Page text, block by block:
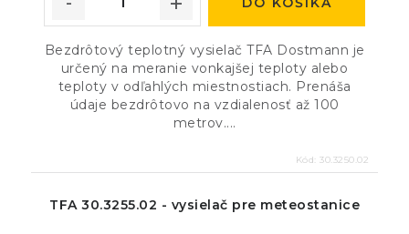
Bezdrôtový teplotný vysielač TFA Dostmann je
určený na meranie vonkajšej teploty alebo
teploty v odľahlých miestnostiach. Prenáša
údaje bezdrôtovo na vzdialenosť až 100
metrov....
Kód: 30.3250.02
TFA 30.3255.02 - vysielač pre meteostanice